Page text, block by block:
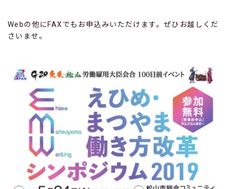
Webの他にFAXでもお申込みいただけます。ぜひお越しくだ
さいませ。